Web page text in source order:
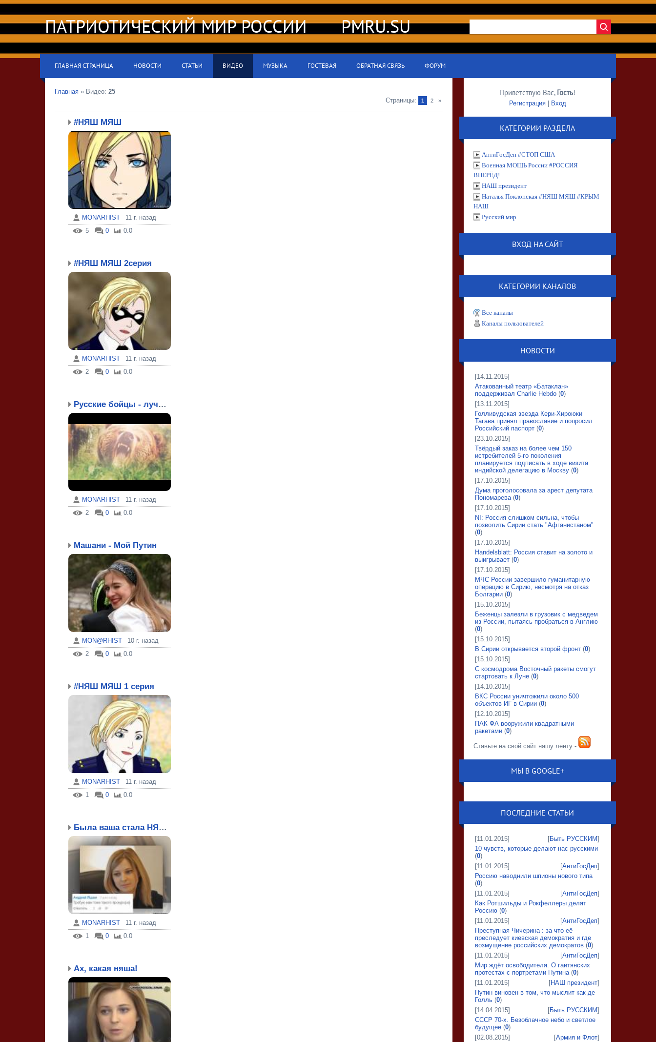
ПАТРИОТИЧЕСКИЙ МИР РОССИИ PMRU.SU
ГЛАВНАЯ СТРАНИЦА НОВОСТИ СТАТЬИ ВИДЕО МУЗЫКА ГОСТЕВАЯ ОБРАТНАЯ СВЯЗЬ ФОРУМ
Главная » Видео: 25
Страницы: 1 2 »
#НЯШ МЯШ
MONARHIST
11 г. назад
5
0 0.0
#НЯШ МЯШ 2серия
MONARHIST
11 г. назад
2
0 0.0
Русские бойцы - лучшие ...
MONARHIST
11 г. назад
2
0 0.0
Машани - Мой Путин
MON@RHIST
10 г. назад
2
0 0.0
#НЯШ МЯШ 1 серия
MONARHIST
11 г. назад
1
0 0.0
Была ваша стала НЯША!
MONARHIST
11 г. назад
1
0 0.0
Ах, какая няша!
Приветствую Вас, Гость!
Регистрация| Вход
КАТЕГОРИИ РАЗДЕЛА
АнтиГосДеп #СТОП США
Военная МОЩЬ России #РОССИЯ
ВПЕРЁД!
НАШ президент
Наталья Поклонская #НЯШ МЯШ #КРЫМ
НАШ
Русский мир
ВХОД НА САЙТ
КАТЕГОРИИ КАНАЛОВ
Все каналы
Каналы пользователей
НОВОСТИ
[14.11.2015]
Атакованный театр «Батаклан»
поддерживал Charlie Hebdo (0)
[13.11.2015]
Голливудская звезда Кери-Хироюки
Тагава принял православие и попросил
Российский паспорт (0)
[23.10.2015]
Твёрдый заказ на более чем 150
истребителей 5-го поколения
планируется подписать в ходе визита
индийской делегацию в Москву (0)
[17.10.2015]
Дума проголосовала за арест депутата
Пономарева (0)
[17.10.2015]
NI: Россия слишком сильна, чтобы
позволить Сирии стать "Афганистаном"
(0)
[17.10.2015]
Handelsblatt: Россия ставит на золото и
выигрывает (0)
[17.10.2015]
МЧС России завершило гуманитарную
операцию в Сирию, несмотря на отказ
Болгарии (0)
[15.10.2015]
Беженцы залезли в грузовик с медведем
из России, пытаясь пробраться в Англию
(0)
[15.10.2015]
В Сирии открывается второй фронт (0)
[15.10.2015]
С космодрома Восточный ракеты смогут
стартовать к Луне (0)
[14.10.2015]
ВКС России уничтожили около 500
объектов ИГ в Сирии (0)
[12.10.2015]
ПАК ФА вооружили квадратными
ракетами (0)
Ставьте на свой сайт нашу ленту -
МЫ В GOOGLE+
ПОСЛЕДНИЕ СТАТЬИ
[11.01.2015] [Быть РУССКИМ]
10 чувств, которые делают нас русскими
(0)
[11.01.2015]
[АнтиГосДеп]
Россию наводнили шпионы нового типа
(0)
[11.01.2015]
[АнтиГосДеп]
Как Ротшильды и Рокфеллеры делят
Россию (0)
[11.01.2015]
[АнтиГосДеп]
Преступная Чичерина : за что её
преследует киевская демократия и где
возмущение российских демократов (0)
[11.01.2015]
[АнтиГосДеп]
Мир ждёт освободителя. О гаитянских
протестах с портретами Путина (0)
[11.01.2015]
[НАШ президент]
Путин виновен в том, что мыслит как де
Голль (0)
[14.04.2015]
[Быть РУССКИМ]
СССР 70-х. Безоблачное небо и светлое
будущее (0)
[02.08.2015]
[Армия и Флот]